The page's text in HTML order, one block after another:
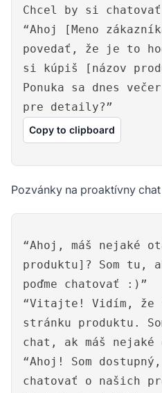
Chcel by si
“Ahoj [Meno
povedať, že je to
si kúpiš [názov
Ponuka sa dnes
pre detaily?”
Copy to clipboard
Pozvánky na proaktívny
“Ahoj, máš nejaké
produktu]? Som tu,
poďme chatovať :)”
“Vitajte! Vidím, že
stránku produktu.
chat, ak máš nejaké
“Ahoj! Som
chatovať o našich